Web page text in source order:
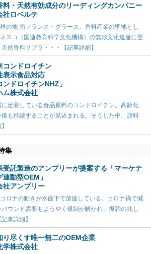
料・天然有効成分のリーディングカンパニー
社ロベルテ
の地 南フランス・グラース。香料産業の聖地とし
スコ（国連教育科学文化機構）の無形文化遺産に登
然香料サプラ・・・【記事詳細】
コンドロイチン
表示食品対応
ンドロイチンNHZ」
ム株式会社
定着している食品原料のコンドロイチン。高齢化
も持続することが見込まれる。そうした中、原料
集
受託製造のアンプリーが提案する「マーケテ
連動型OEM」
社アンプリー
ロナの動きが水面下で加速している。コロナ禍で減
ウンド需要もようやく規制が解かれ、復調の兆し
事詳細】
り尽くす唯一無二のOEM企業
学株式会社